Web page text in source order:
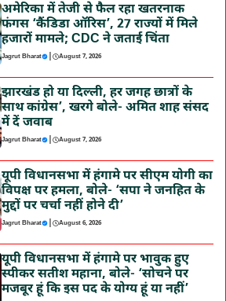
अमेरिका में तेजी से फैल रहा खतरनाक
फंगस ‘कैंडिडा ऑरिस’, 27 राज्यों में मिले
हजारों मामले; CDC ने जताई चिंता
Jagrut Bharat | August 7, 2026
झारखंड हो या दिल्ली, हर जगह छात्रों के
साथ कांग्रेस’, खरगे बोले- अमित शाह संसद
में दें जवाब
Jagrut Bharat | August 7, 2026
यूपी विधानसभा में हंगामे पर सीएम योगी का
विपक्ष पर हमला, बोले- ‘सपा ने जनहित के
मुद्दों पर चर्चा नहीं होने दी’
Jagrut Bharat | August 6, 2026
यूपी विधानसभा में हंगामे पर भावुक हुए
स्पीकर सतीश महाना, बोले- ‘सोचने पर
मजबूर हूं कि इस पद के योग्य हूं या नहीं’